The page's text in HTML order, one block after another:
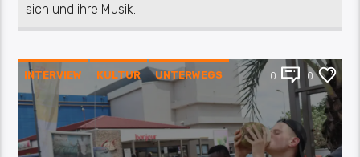
sich und ihre Musik.
INTERVIEW KULTUR UNTERWEGS 0 0